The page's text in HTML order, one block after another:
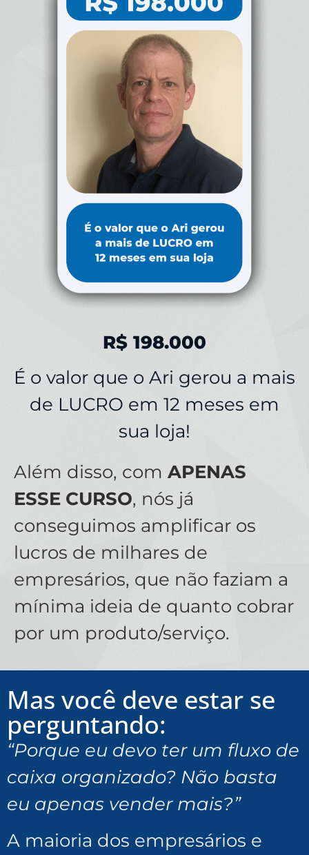
R$ 198.000
É o valor que o Ari gerou a mais
de LUCRO em 12 meses em
sua loja!
Além disso, com APENAS
ESSE CURSO, nós já
conseguimos amplificar os
lucros de milhares de
empresários, que não faziam a
mínima ideia de quanto cobrar
por um produto/serviço.
Mas você deve estar se
perguntando:
“Porque eu devo ter um fluxo de
caixa organizado? Não basta
eu apenas vender mais?”
A maioria dos empresários e